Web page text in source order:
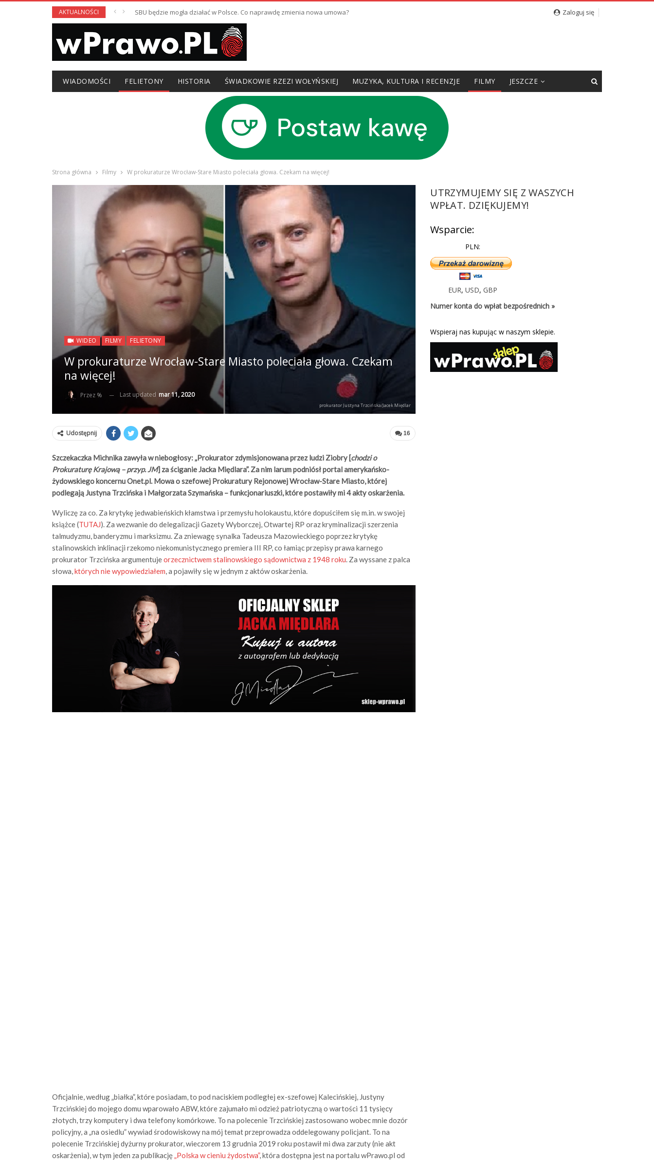
AKTUALNOŚCI SBU będzie mogła działać w Polsce. Co naprawdę zmienia nowa umowa? Zaloguj się
WIADOMOŚCI FELIETONY HISTORIA ŚWIADKOWIE RZEZI WOŁYŃSKIEJ MUZYKA, KULTURA I RECENZJE FILMY JESZCZE
Strona główna Filmy W prokuraturze Wrocław-Stare Miasto poleciała głowa. Czekam na więcej!
WIDEO FILMY FELIETONY
W prokuraturze Wrocław-Stare Miasto poleciała głowa. Czekam
na więcej!
Przez % Last updated mar 11, 2020
prokurator Justyna Trzcińska/Jacek Międlar
16
Udostępnij
Szczekaczka Michnika zawyła w niebogłosy: „Prokurator zdymisjonowana przez ludzi Ziobry [chodzi o
Prokuraturę Krajową – przyp. JM] za ściganie Jacka Międlara”. Za nim larum podniósł portal amerykańsko-
żydowskiego koncernu Onet.pl. Mowa o szefowej Prokuratury Rejonowej Wrocław-Stare Miasto, której
podlegają Justyna Trzcińska i Małgorzata Szymańska – funkcjonariuszki, które postawiły mi 4 akty oskarżenia.
Wyliczę za co. Za krytykę jedwabieńskich kłamstwa i przemysłu holokaustu, które dopuściłem się m.in. w swojej
książce (TUTAJ). Za wezwanie do delegalizacji Gazety Wyborczej, Otwartej RP oraz kryminalizacji szerzenia
talmudyzmu, banderyzmu i marksizmu. Za zniewagę synalka Tadeusza Mazowieckiego poprzez krytykę
stalinowskich inklinacji rzekomo niekomunistycznego premiera III RP, co łamiąc przepisy prawa karnego
prokurator Trzcińska argumentujeorzecznictwem stalinowskiego sądownictwa z 1948 roku. Za wyssane z palca
słowa,których nie wypowiedziałem, a pojawiły się w jednym z aktów oskarżenia.
Oficjalnie, według „białka”, które posiadam, to pod naciskiem podległej ex-szefowej Kalecińskiej, Justyny
Trzcińskiej do mojego domu wparowało ABW, które zajumało mi odzież patriotyczną o wartości 11 tysięcy
złotych, trzy komputery i dwa telefony komórkowe. To na polecenie Trzcińskiej zastosowano wobec mnie dozór
policyjny, a „na osiedlu” wywiad środowiskowy na mój temat przeprowadza oddelegowany policjant. To na
polecenie Trzcińskiej dyżurny prokurator, wieczorem 13 grudnia 2019 roku postawił mi dwa zarzuty (nie akt
oskarżenia), w tym jeden za publikację„Polska w cieniu żydostwa”, która dostępna jest na portalu wPrawo.pl od
UTRZYMUJEMY SIĘ Z WASZYCH
WPŁAT. DZIĘKUJEMY!
Wsparcie:
PLN:
EUR,USD,GBP
Numer konta do wpłat bezpośrednich »
Wspieraj nas kupując w naszym sklepie.